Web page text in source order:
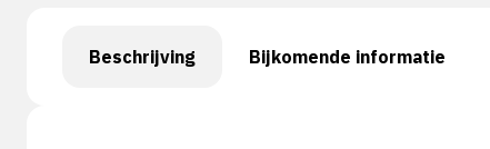
Beschrijving Bijkomende informatie